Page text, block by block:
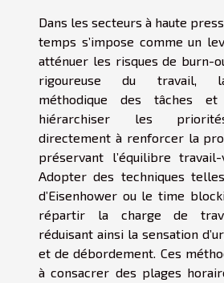
Dans les secteurs à haute
temps s’impose comme un
atténuer les risques de burn-
rigoureuse du travail,
méthodique des tâches
hiérarchiser les
directement à renforcer la
préservant l’équilibre
Adopter des techniques
d’Eisenhower ou le time
répartir la charge de
réduisant ainsi la sensation
et de débordement. Ces
à consacrer des plages